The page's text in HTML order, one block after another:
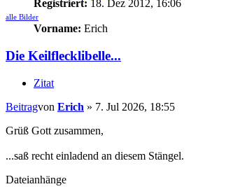
Registriert: 18. Dez 2012, 16:06
alle Bilder
Vorname: Erich
Die Keilflecklibelle...
Zitat
Beitragvon Erich » 7. Jul 2026, 18:55
Grüß Gott zusammen,
...saß recht einladend an diesem Stängel.
Dateianhänge